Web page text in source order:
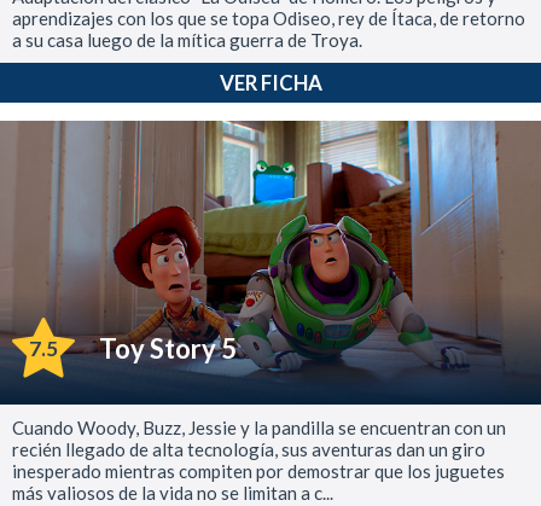
aprendizajes con los que se topa Odiseo, rey de Ítaca, de retorno
a su casa luego de la mítica guerra de Troya.
VER FICHA
7.5 Toy Story 5
Cuando Woody, Buzz, Jessie y la pandilla se encuentran con un
recién llegado de alta tecnología, sus aventuras dan un giro
inesperado mientras compiten por demostrar que los juguetes
más valiosos de la vida no se limitan a c...